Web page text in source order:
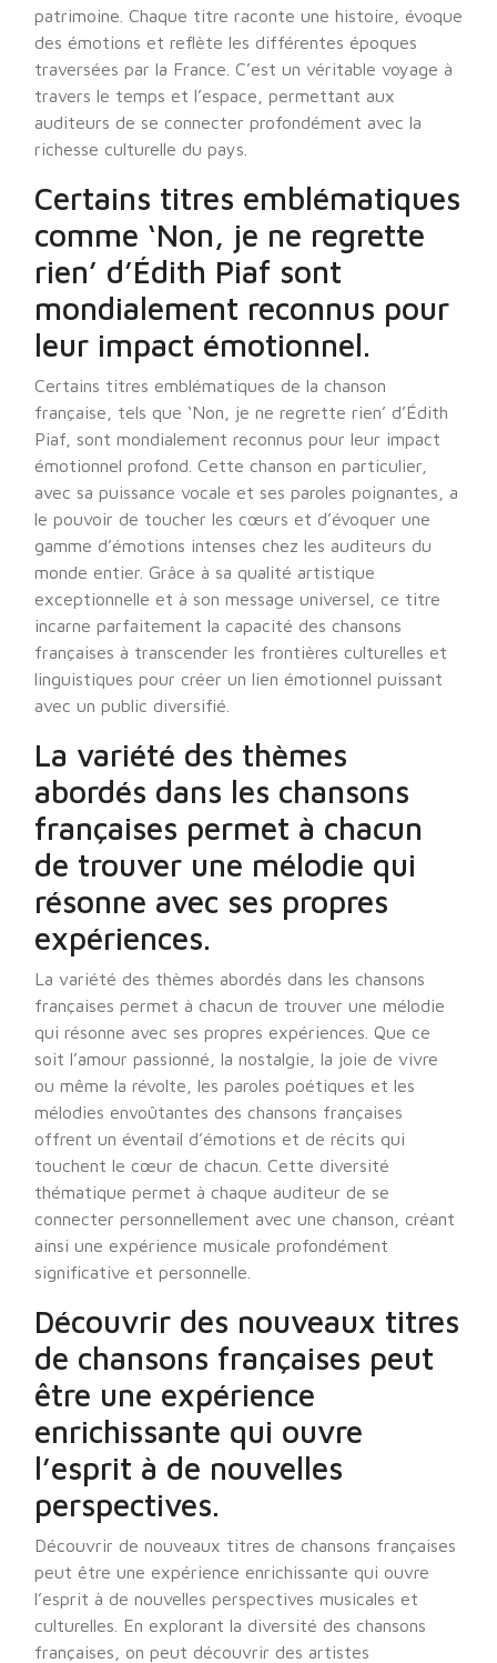
patrimoine. Chaque titre raconte une histoire, évoque
des émotions et reflète les différentes époques
traversées par la France. C’est un véritable voyage à
travers le temps et l’espace, permettant aux
auditeurs de se connecter profondément avec la
richesse culturelle du pays.
Certains titres emblématiques
comme ‘Non, je ne regrette
rien’ d’Édith Piaf sont
mondialement reconnus pour
leur impact émotionnel.
Certains titres emblématiques de la chanson
française, tels que ‘Non, je ne regrette rien’ d’Édith
Piaf, sont mondialement reconnus pour leur impact
émotionnel profond. Cette chanson en particulier,
avec sa puissance vocale et ses paroles poignantes, a
le pouvoir de toucher les cœurs et d’évoquer une
gamme d’émotions intenses chez les auditeurs du
monde entier. Grâce à sa qualité artistique
exceptionnelle et à son message universel, ce titre
incarne parfaitement la capacité des chansons
françaises à transcender les frontières culturelles et
linguistiques pour créer un lien émotionnel puissant
avec un public diversifié.
La variété des thèmes
abordés dans les chansons
françaises permet à chacun
de trouver une mélodie qui
résonne avec ses propres
expériences.
La variété des thèmes abordés dans les chansons
françaises permet à chacun de trouver une mélodie
qui résonne avec ses propres expériences. Que ce
soit l’amour passionné, la nostalgie, la joie de vivre
ou même la révolte, les paroles poétiques et les
mélodies envoûtantes des chansons françaises
offrent un éventail d’émotions et de récits qui
touchent le cœur de chacun. Cette diversité
thématique permet à chaque auditeur de se
connecter personnellement avec une chanson, créant
ainsi une expérience musicale profondément
significative et personnelle.
Découvrir des nouveaux titres
de chansons françaises peut
être une expérience
enrichissante qui ouvre
l’esprit à de nouvelles
perspectives.
Découvrir de nouveaux titres de chansons françaises
peut être une expérience enrichissante qui ouvre
l’esprit à de nouvelles perspectives musicales et
culturelles. En explorant la diversité des chansons
françaises, on peut découvrir des artistes